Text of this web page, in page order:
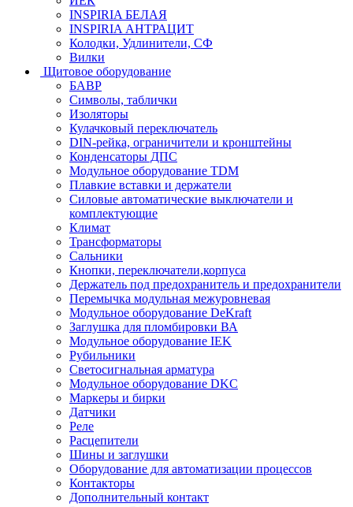
INSPIRIA БЕЛАЯ
INSPIRIA АНТРАЦИТ
Колодки, Удлинители, СФ
Вилки
Щитовое оборудование
БАВР
Символы, таблички
Изоляторы
Кулачковый переключатель
DIN-рейка, ограничители и кронштейны
Конденсаторы ДПС
Модульное оборудование TDM
Плавкие вставки и держатели
Силовые автоматические выключатели и
комплектующие
Климат
Трансформаторы
Сальники
Кнопки, переключатели,корпуса
Держатель под предохранитель и предохранители
Перемычка модульная межуровневая
Модульное оборудование DeKraft
Заглушка для пломбировки ВА
Модульное оборудование IEK
Рубильники
Светосигнальная арматура
Модульное оборудование DKC
Маркеры и бирки
Датчики
Реле
Расцепители
Шины и заглушки
Оборудование для автоматизации процессов
Контакторы
Дополнительный контакт